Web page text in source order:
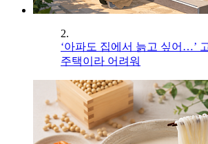
2.
‘아파도 집에서 늙고 싶어…’
주택이라 어려워